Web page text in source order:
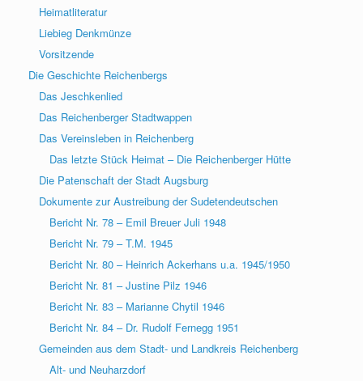
Heimatliteratur
Liebieg Denkmünze
Vorsitzende
Die Geschichte Reichenbergs
Das Jeschkenlied
Das Reichenberger Stadtwappen
Das Vereinsleben in Reichenberg
Das letzte Stück Heimat – Die Reichenberger Hütte
Die Patenschaft der Stadt Augsburg
Dokumente zur Austreibung der Sudetendeutschen
Bericht Nr. 78 – Emil Breuer Juli 1948
Bericht Nr. 79 – T.M. 1945
Bericht Nr. 80 – Heinrich Ackerhans u.a. 1945/1950
Bericht Nr. 81 – Justine Pilz 1946
Bericht Nr. 83 – Marianne Chytil 1946
Bericht Nr. 84 – Dr. Rudolf Fernegg 1951
Gemeinden aus dem Stadt- und Landkreis Reichenberg
Alt- und Neuharzdorf